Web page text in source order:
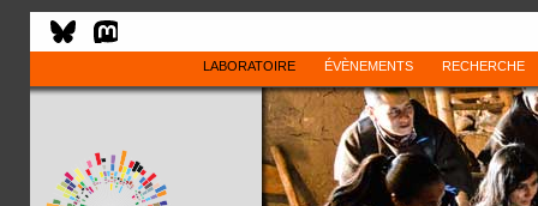
LABORATOIRE ÉVÈNEMENTS RECHERCHE